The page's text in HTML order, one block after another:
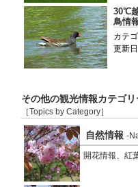
30℃
鳥情
カテ
更新
その他の観光情報カテゴリ
［Topics by Category］
自然情報 -
開花情報、紅